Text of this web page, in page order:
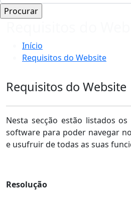
Início
Requisitos do Website
Requisitos do Website
Nesta secção estão listados
software para poder navegar
e usufruir de todas as suas
Resolução